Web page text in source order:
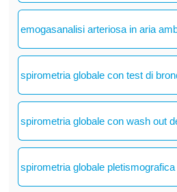
emogasanalisi arteriosa in aria
spirometria globale con test di
spirometria globale con wash out
spirometria globale pletismografica